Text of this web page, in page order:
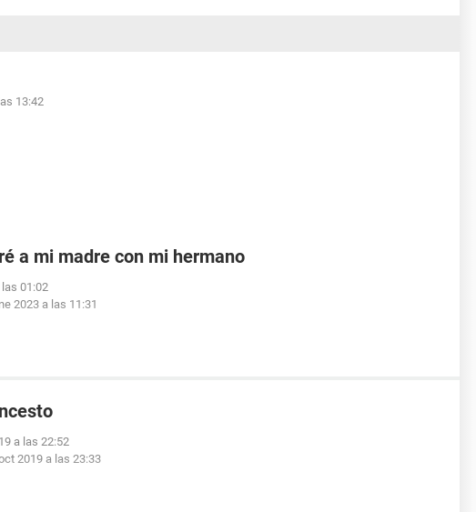
13:42
a mi madre con mi hermano
01:02
2023 a las 11:31
a las 22:52
2019 a las 23:33